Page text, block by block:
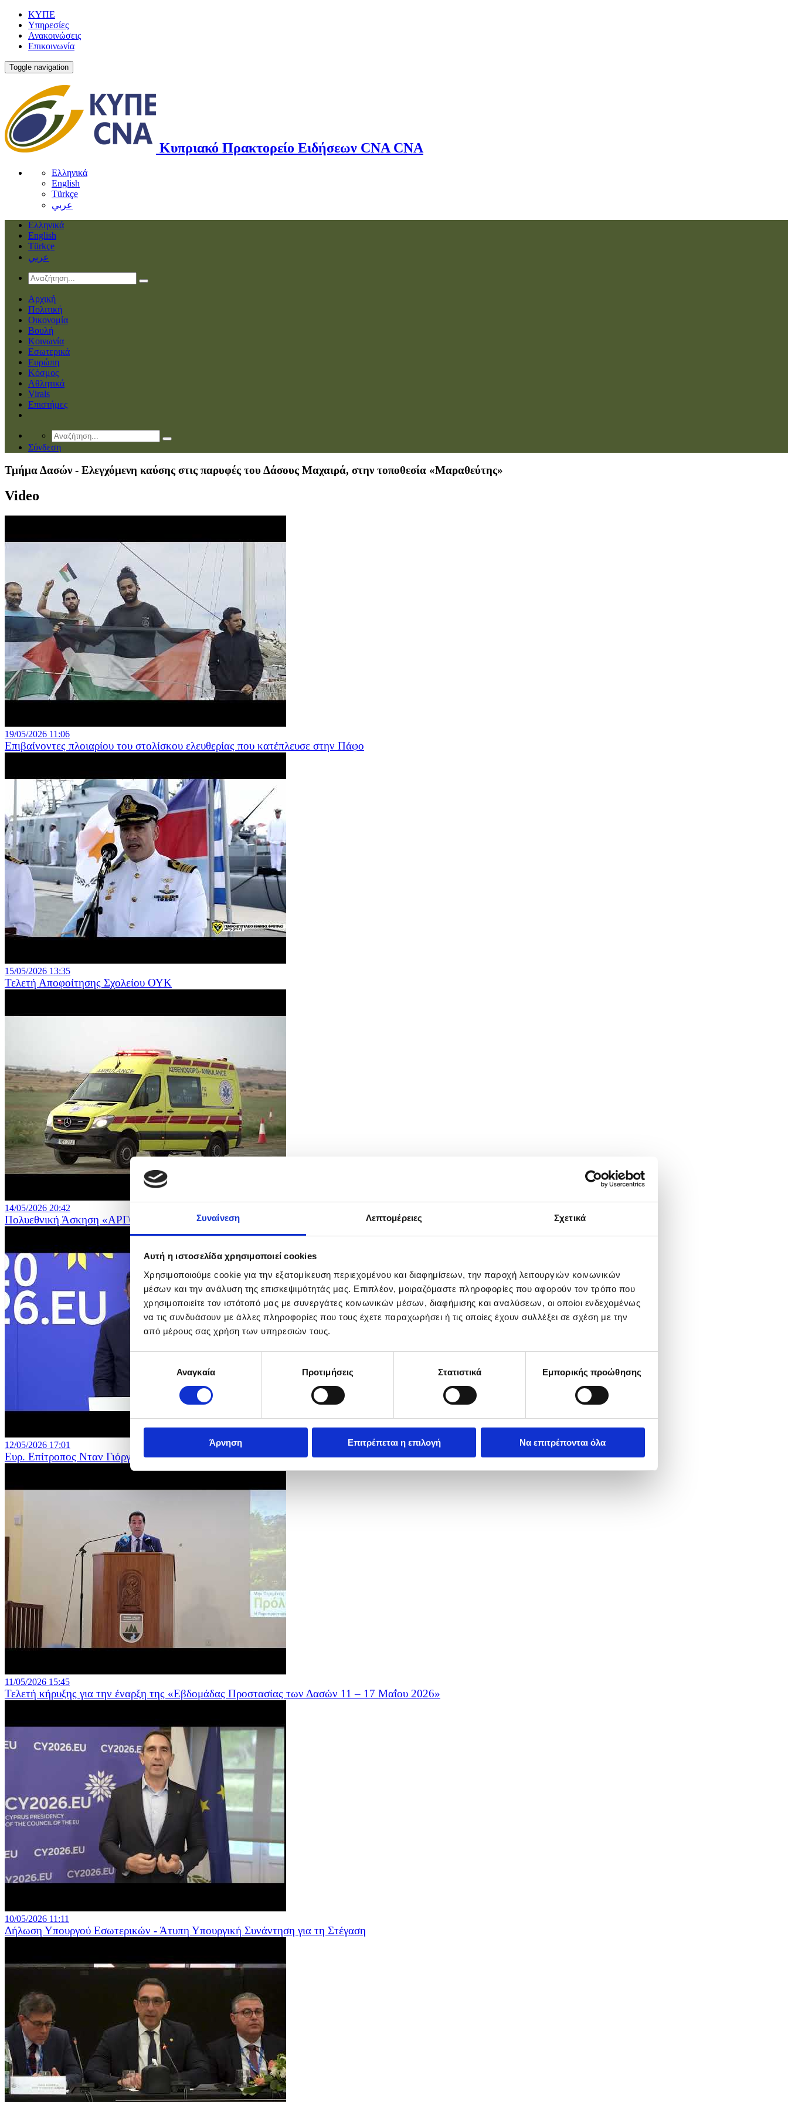
Συναίνεση Λεπτομέρειες Σχετικά
Αυτή η ιστοσελίδα χρησιμοποιεί cookies
Χρησιμοποιούμε cookie για την εξατομίκευση περιεχομένου και διαφημίσεων, την παροχή λειτουργιών κοινωνικών
μέσων και την ανάλυση της επισκεψιμότητάς μας. Επιπλέον, μοιραζόμαστε πληροφορίες που αφορούν τον τρόπο που
χρησιμοποιείτε τον ιστότοπό μας με συνεργάτες κοινωνικών μέσων, διαφήμισης και αναλύσεων, οι οποίοι ενδεχομένως
να τις συνδυάσουν με άλλες πληροφορίες που τους έχετε παραχωρήσει ή τις οποίες έχουν συλλέξει σε σχέση με την
από μέρους σας χρήση των υπηρεσιών τους.
συγκατάθεσηςΑναγκαία Προτιμήσεις Στατιστικά Εμπορικής προώθησης
Άρνηση Επιτρέπεται η επιλογή Να επιτρέπονται όλα
ΚΥΠΕ
Υπηρεσίες
Ανακοινώσεις
Επικοινωνία
Toggle navigation
Κυπριακό Πρακτορείο Ειδήσεων CNA CNA
Ελληνικά
English
Türkçe
عربي
Ελληνικά
English
Türkçe
عربي
Αρχική
Πολιτική
Οικονομία
Βουλή
Κοινωνία
Εσωτερικά
Ευρώπη
Κόσμος
Αθλητικά
Virals
Επιστήμες
Σύνδεση
Τμήμα Δασών - Ελεγχόμενη καύσης στις παρυφές του Δάσους Μαχαιρά, στην τοποθεσία «Μαραθεύτης»
Video
19/05/2026 11:06
Επιβαίνοντες πλοιαρίου του στολίσκου ελευθερίας που κατέπλευσε στην Πάφο
15/05/2026 13:35
Τελετή Αποφοίτησης Σχολείου ΟΥΚ
14/05/2026 20:42
Πολυεθνική Άσκηση «ΑΡΓΟΝΑΥΤΗΣ 2026»
12/05/2026 17:01
Ευρ. Επίτροπος Νταν Γιόργκενσεν - Υπ. Εσωτερικών - Άτυπη συνάντηση για στεγαστικό -...
11/05/2026 15:45
Τελετή κήρυξης για την έναρξη της «Εβδομάδας Προστασίας των Δασών 11 – 17 Μαΐου 2026»
10/05/2026 11:11
Δήλωση Υπουργού Εσωτερικών - Άτυπη Υπουργική Συνάντηση για τη Στέγαση